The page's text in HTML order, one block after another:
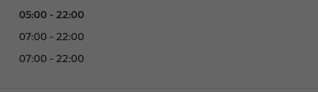
05:00 - 22:00
07:00 - 22:00
07:00 - 22:00